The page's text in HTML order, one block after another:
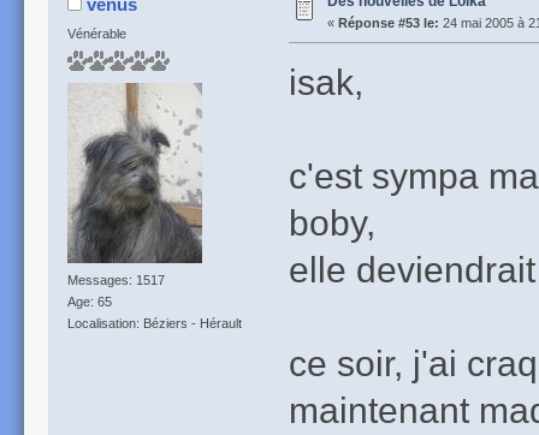
Vénérable
Messages: 1517
Age: 65
Localisation: Béziers - Hérault
« Réponse #53 le: 24 mai 2005 à
isak,
c'est sympa
boby,
elle
ce soir, j'ai
maintenant